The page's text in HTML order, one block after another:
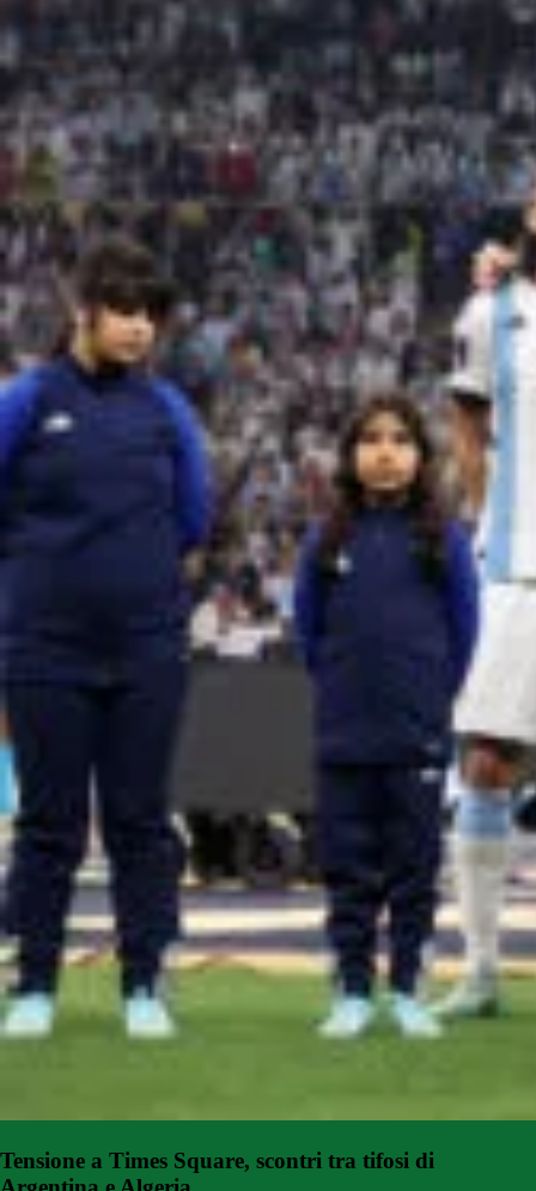
Tensione a Times Square, scontri tra tifosi di